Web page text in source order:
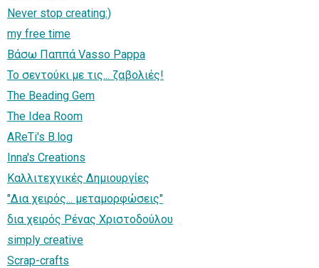
Never stop creating:)
my free time
Βάσω Παππά Vasso Pappa
Το σεντούκι με τις... ζαβολιές!
The Beading Gem
The Idea Room
AReTi's B.log
Inna's Creations
Καλλιτεχνικές Δημιουργίες
"Δια χειρός... μεταμορφώσεις"
δια χειρός Ρένας Χριστοδούλου
simply creative
Scrap-crafts